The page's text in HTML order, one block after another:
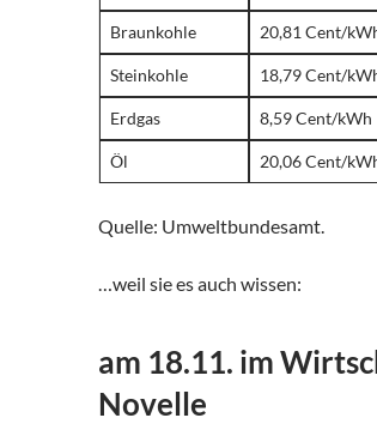
Braunkohle 20,81 Cent/
Steinkohle 18,79 Cent/
Erdgas 8,59 Cent/kWh
Öl 20,06 Cent/
Quelle: Umweltbundesamt.
…weil sie es auch wissen:
am 18.11. im
Novelle